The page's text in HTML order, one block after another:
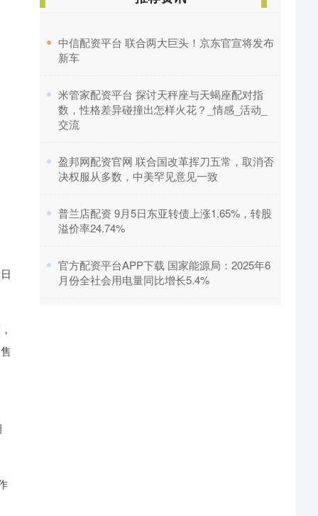
​中信配资平台 联合两大巨头！京东官宣将发布
新车
​米管家配资平台 探讨天秤座与天蝎座配对指
数，性格差异碰撞出怎样火花？_情感_活动_
交流
​盈邦网配资官网 联合国改革挥刀五常，取消否
决权服从多数，中美罕见意见一致
​普兰店配资 9月5日东亚转债上涨1.65%，转股
溢价率24.74%
​官方配资平台APP下载 国家能源局：2025年6
月份全社会用电量同比增长5.4%